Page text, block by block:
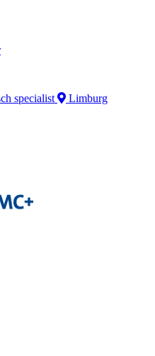
specialist Limburg